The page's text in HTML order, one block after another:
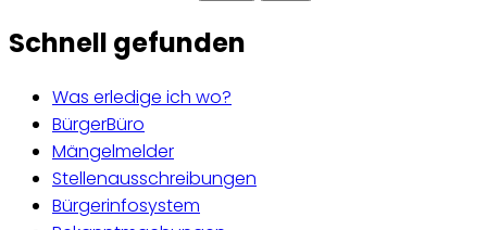
Schnell gefunden
Was erledige ich wo?
BürgerBüro
Mängelmelder
Stellenausschreibungen
Bürgerinfosystem